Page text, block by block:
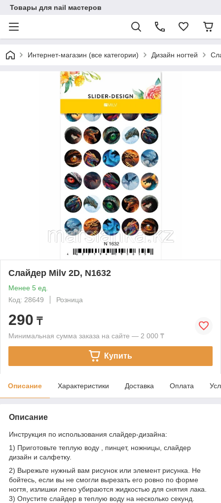
Товары для nail мастеров
Интернет-магазин (все категории) Дизайн ногтей
Cлайдер Milv 2D, N1632
Менее 5 ед.
Код: 28649
Розница
290 ₸
Минимальная сумма заказа на сайте — 2 000 ₸
Купить
Описание Характеристики Доставка Оплата
Описание
Инструкция по использования слайдер-дизайна:
1) Приготовьте теплую воду , пинцет, ножницы, слайдер
дизайн и салфетку.
2) Вырежьте нужный вам рисунок или элемент рисунка. Не
бойтесь, если вы не смогли вырезать его ровно по форме
ногтя, излишки легко убираются жидкостью для снятия лака.
3) Опустите слайдер в теплую воду на несколько секунд.